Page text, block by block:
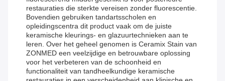
restauraties die sterkte vereisen zonder fluorescentie.
Bovendien gebruiken tandartsscholen en
opleidingscentra dit product vaak om de juiste
keramische kleurings- en glazuurtechnieken aan te
leren. Over het geheel genomen is Ceramix Stain van
ZONMED een veelzijdige en betrouwbare oplossing
voor het verbeteren van de schoonheid en
functionaliteit van tandheelkundige keramische